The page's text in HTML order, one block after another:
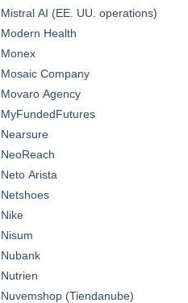
Mistral AI (EE. UU. operations)
Modern Health
Monex
Mosaic Company
Movaro Agency
MyFundedFutures
Nearsure
NeoReach
Neto Arista
Netshoes
Nike
Nisum
Nubank
Nutrien
Nuvemshop (Tiendanube)